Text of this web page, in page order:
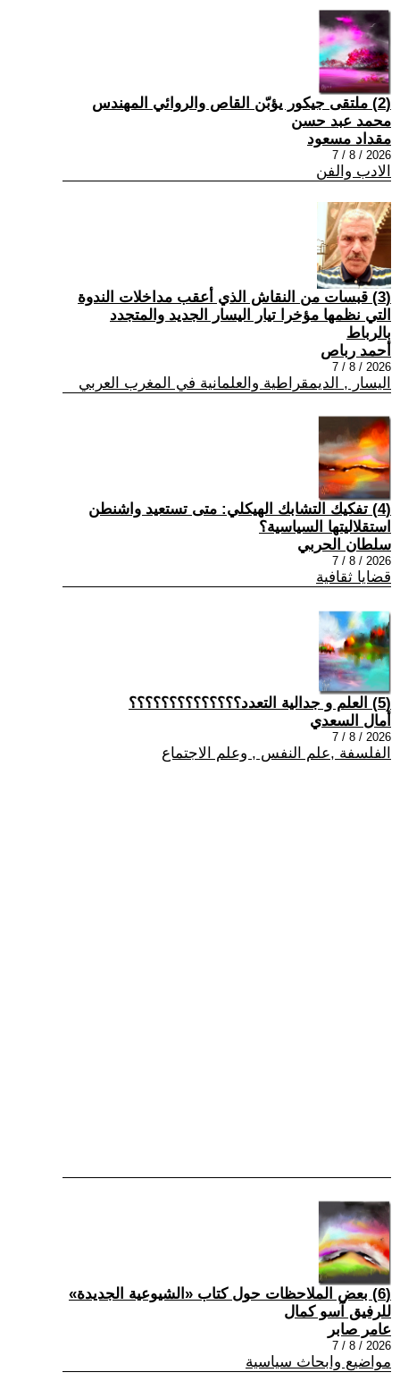
(2) ملتقى جيكور يؤبّن القاص والروائي المهندس
محمد عبد حسن
مقداد مسعود
2026 / 8 / 7
الادب والفن
(3) قبسات من النقاش الذي أعقب مداخلات الندوة
التي نظمها مؤخرا تيار اليسار الجديد والمتجدد
بالرباط
أحمد رباص
2026 / 8 / 7
اليسار , الديمقراطية والعلمانية في المغرب العربي
(4) تفكيك التشابك الهيكلي: متى تستعيد واشنطن
استقلاليتها السياسية؟
سلطان الحربي
2026 / 8 / 7
قضايا ثقافية
(5) العلم و جدالية التعدد؟؟؟؟؟؟؟؟؟؟؟؟؟؟
أمال السعدي
2026 / 8 / 7
الفلسفة ,علم النفس , وعلم الاجتماع
(6) بعض الملاحظات حول كتاب «الشيوعية الجديدة»
للرفيق آسو كمال
عامر صابر
2026 / 8 / 7
مواضيع وابحاث سياسية